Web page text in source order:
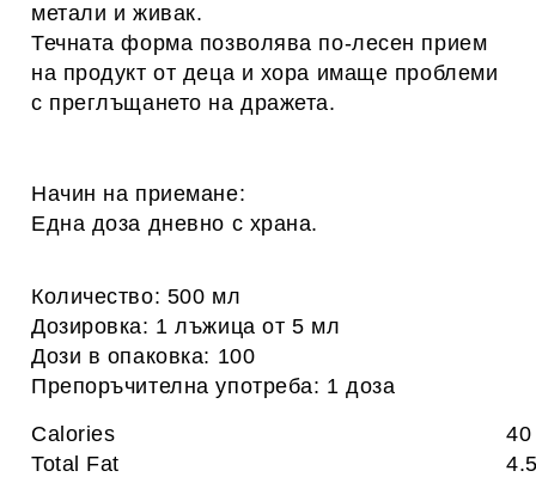
метали и живак.
Течната форма позволява по-лесен прием
на продукт от деца и хора имаще проблеми
с преглъщането на дражета.
Начин на приемане:
Една доза дневно с храна.
Количество: 500 мл
Дозировка: 1 лъжица от 5 мл
Дози в опаковка: 100
Препоръчителна употреба: 1 доза
Calories
40
Total Fat